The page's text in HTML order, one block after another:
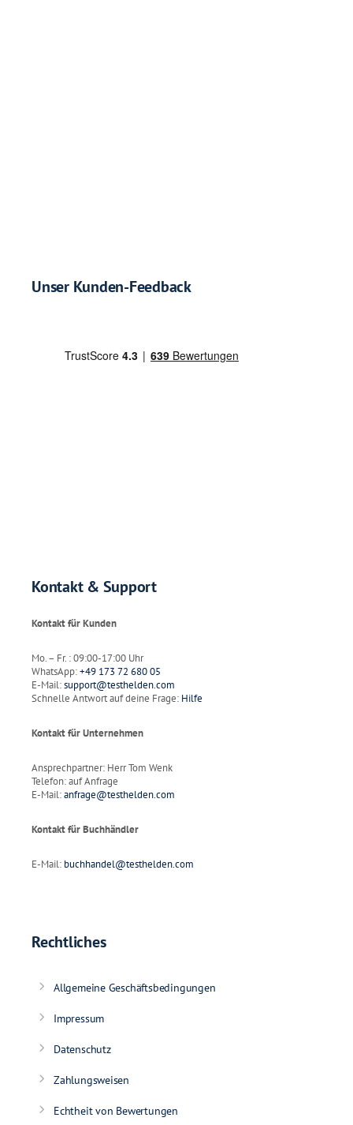
Unser Kunden-Feedback
Kontakt & Support
Kontakt für Kunden
Mo. – Fr. : 09:00-17:00 Uhr
WhatsApp:+49 173 72 680 05
E-Mail:support@testhelden.com
Schnelle Antwort auf deine Frage: Hilfe
Kontakt für Unternehmen
Ansprechpartner: Herr Tom Wenk
Telefon: auf Anfrage
E-Mail:anfrage@testhelden.com
Kontakt für Buchhändler
E-Mail: buchhandel@testhelden.com
Rechtliches
Allgemeine Geschäftsbedingungen
Impressum
Datenschutz
Zahlungsweisen
Echtheit von Bewertungen